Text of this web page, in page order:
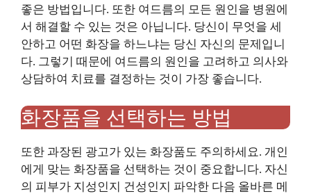
좋은 방법입니다. 또한 여드름의 모든 원인을 병원에
서 해결할 수 있는 것은 아닙니다. 당신이 무엇을 세
안하고 어떤 화장을 하느냐는 당신 자신의 문제입니
다. 그렇기 때문에 여드름의 원인을 고려하고 의사와
상담하여 치료를 결정하는 것이 가장 좋습니다.
화장품을 선택하는 방법
또한 과장된 광고가 있는 화장품도 주의하세요. 개인
에게 맞는 화장품을 선택하는 것이 중요합니다. 자신
의 피부가 지성인지 건성인지 파악한 다음 올바른 메